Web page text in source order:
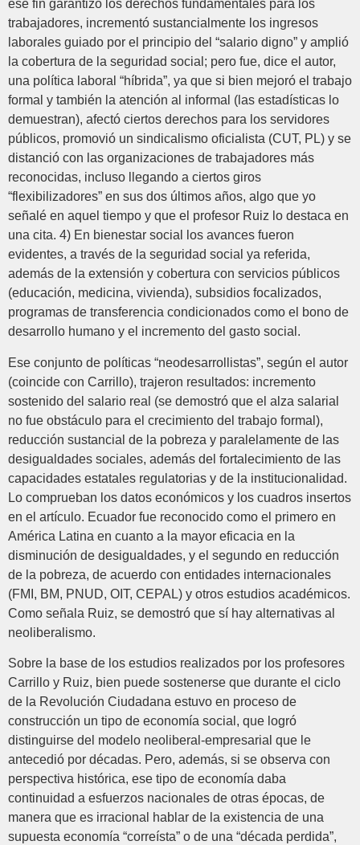
ese fin garantizó los derechos fundamentales para los
trabajadores, incrementó sustancialmente los ingresos
laborales guiado por el principio del “salario digno” y amplió
la cobertura de la seguridad social; pero fue, dice el autor,
una política laboral “híbrida”, ya que si bien mejoró el trabajo
formal y también la atención al informal (las estadísticas lo
demuestran), afectó ciertos derechos para los servidores
públicos, promovió un sindicalismo oficialista (CUT, PL) y se
distanció con las organizaciones de trabajadores más
reconocidas, incluso llegando a ciertos giros
“flexibilizadores” en sus dos últimos años, algo que yo
señalé en aquel tiempo y que el profesor Ruiz lo destaca en
una cita. 4) En bienestar social los avances fueron
evidentes, a través de la seguridad social ya referida,
además de la extensión y cobertura con servicios públicos
(educación, medicina, vivienda), subsidios focalizados,
programas de transferencia condicionados como el bono de
desarrollo humano y el incremento del gasto social.
Ese conjunto de políticas “neodesarrollistas”, según el autor
(coincide con Carrillo), trajeron resultados: incremento
sostenido del salario real (se demostró que el alza salarial
no fue obstáculo para el crecimiento del trabajo formal),
reducción sustancial de la pobreza y paralelamente de las
desigualdades sociales, además del fortalecimiento de las
capacidades estatales regulatorias y de la institucionalidad.
Lo comprueban los datos económicos y los cuadros insertos
en el artículo. Ecuador fue reconocido como el primero en
América Latina en cuanto a la mayor eficacia en la
disminución de desigualdades, y el segundo en reducción
de la pobreza, de acuerdo con entidades internacionales
(FMI, BM, PNUD, OIT, CEPAL) y otros estudios académicos.
Como señala Ruiz, se demostró que sí hay alternativas al
neoliberalismo.
Sobre la base de los estudios realizados por los profesores
Carrillo y Ruiz, bien puede sostenerse que durante el ciclo
de la Revolución Ciudadana estuvo en proceso de
construcción un tipo de economía social, que logró
distinguirse del modelo neoliberal-empresarial que le
antecedió por décadas. Pero, además, si se observa con
perspectiva histórica, ese tipo de economía daba
continuidad a esfuerzos nacionales de otras épocas, de
manera que es irracional hablar de la existencia de una
supuesta economía “correísta” o de una “década perdida”,